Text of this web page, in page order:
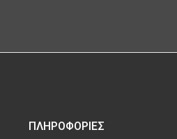
ΠΛΗΡΟΦΟΡΊΕΣ